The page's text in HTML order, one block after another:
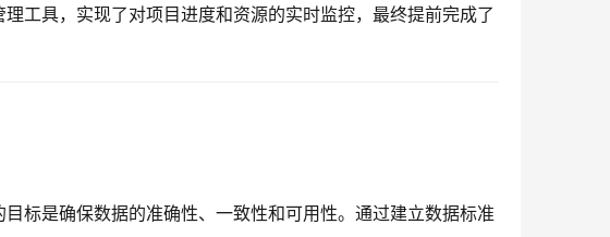
工具，实现了对项目进度和资源的实时监控，最终提前完成了
标是确保数据的准确性、一致性和可用性。通过建立数据标准